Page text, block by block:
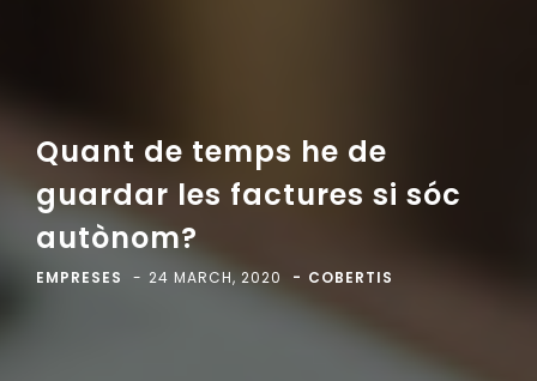
Quant de temps he de
guardar les factures si sóc
autònom?
EMPRESES 24 MARCH, 2020 COBERTIS